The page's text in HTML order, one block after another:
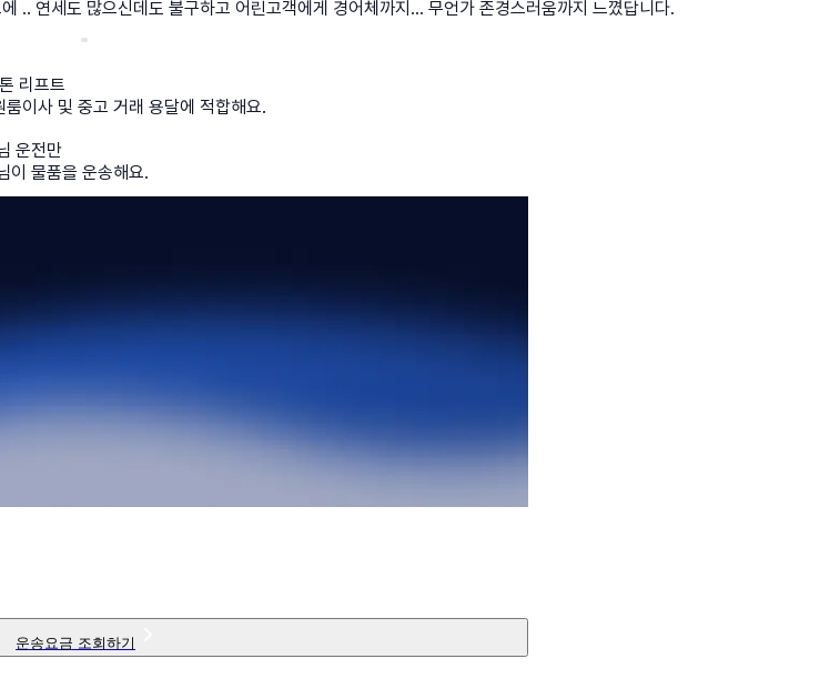
.. 연세도 많으신데도 불구하고 어린고객에게 경어체까지... 무언가 존경스러움까지 느꼈답니다.
리프트
룸이사 및 중고 거래 용달에 적합해요.
운전만
이 물품을 운송해요.
운송요금 조회하기